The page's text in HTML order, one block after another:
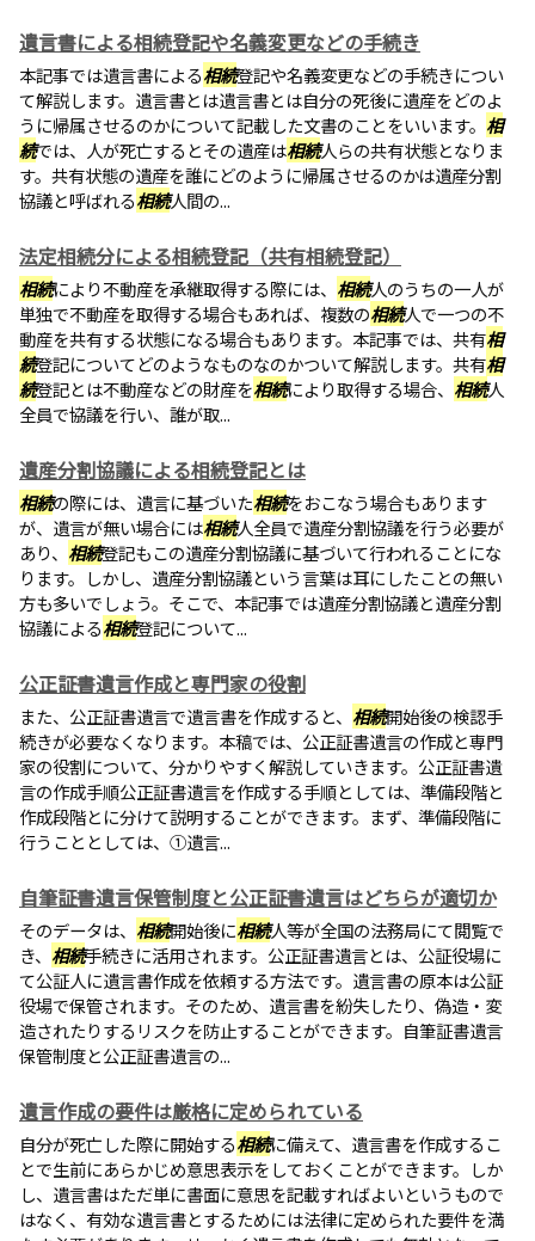
遺言書による相続登記や名義変更などの手続き
本記事では遺言書による相続登記や名義変更などの手続きについ
て解説します。遺言書とは遺言書とは自分の死後に遺産をどのよ
うに帰属させるのかについて記載した文書のことをいいます。 相
続では、人が死亡するとその遺産は相続人らの共有状態となりま
す。共有状態の遺産を誰にどのように帰属させるのかは遺産分割
協議と呼ばれる相続人間の...
法定相続分による相続登記（共有相続登記）
相続により不動産を承継取得する際には、 相続人のうちの一人が
単独で不動産を取得する場合もあれば、複数の相続人で一つの不
動産を共有する状態になる場合もあります。本記事では、共有相
続登記についてどのようなものなのかついて解説します。共有相
続登記とは不動産などの財産を相続により取得する場合、 相続人
全員で協議を行い、誰が取...
遺産分割協議による相続登記とは
相続の際には、遺言に基づいた相続をおこなう場合もあります
が、遺言が無い場合には相続人全員で遺産分割協議を行う必要が
あり、 相続登記もこの遺産分割協議に基づいて行われることにな
ります。しかし、遺産分割協議という言葉は耳にしたことの無い
方も多いでしょう。そこで、本記事では遺産分割協議と遺産分割
協議による相続登記について...
公正証書遺言作成と専門家の役割
また、公正証書遺言で遺言書を作成すると、 相続開始後の検認手
続きが必要なくなります。本稿では、公正証書遺言の作成と専門
家の役割について、分かりやすく解説していきます。公正証書遺
言の作成手順公正証書遺言を作成する手順としては、準備段階と
作成段階とに分けて説明することができます。まず、準備段階に
行うこととしては、①遺言...
自筆証書遺言保管制度と公正証書遺言はどちらが適切か
そのデータは、 相続開始後に相続人等が全国の法務局にて閲覧で
き、 相続手続きに活用されます。公正証書遺言とは、公証役場に
て公証人に遺言書作成を依頼する方法です。遺言書の原本は公証
役場で保管されます。そのため、遺言書を紛失したり、偽造・変
造されたりするリスクを防止することができます。自筆証書遺言
保管制度と公正証書遺言の...
遺言作成の要件は厳格に定められている
自分が死亡した際に開始する相続に備えて、遺言書を作成するこ
とで生前にあらかじめ意思表示をしておくことができます。しか
し、遺言書はただ単に書面に意思を記載すればよいというもので
はなく、有効な遺言書とするためには法律に定められた要件を満